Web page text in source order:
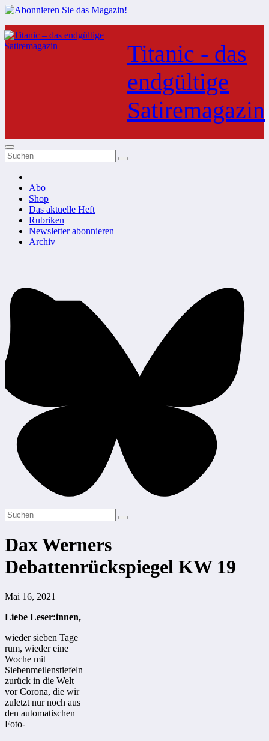
Zum
Inhalt
springen
Titanic - das
endgültige
Satiremagazin
Abo
Shop
Das aktuelle Heft
Rubriken
Newsletter abonnieren
Archiv
Dax Werners
Debattenrückspiegel KW 19
Mai 16, 2021
Liebe Leser:innen,
wieder sieben Tage
rum, wieder eine
Woche mit
Siebenmeilenstiefeln
zurück in die Welt
vor Corona, die wir
zuletzt nur noch aus
den automatischen
Foto-